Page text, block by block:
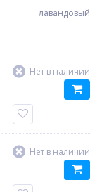
лавандовый
Нет в наличии
Нет в наличии